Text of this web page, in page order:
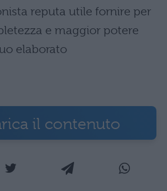
reputa utile fornire per
e maggior potere
elaborato
il contenuto